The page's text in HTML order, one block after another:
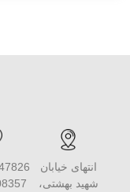
انتهای خیابان
شهید بهشتی،